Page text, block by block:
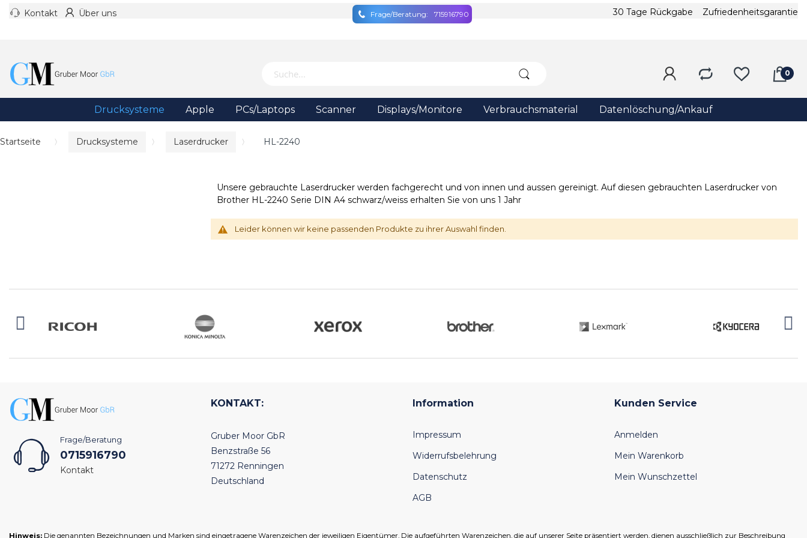
Kontakt Über uns Frage/Beratung: 715916790 30 Tage Rückgabe Zufriedenheitsgarantie
Drucksysteme Apple PCs/Laptops Scanner Displays/Monitore Verbrauchsmaterial Datenlöschung/Ankauf
Startseite Drucksysteme Laserdrucker HL-2240
Unsere gebrauchte Laserdrucker werden fachgerecht und von innen und aussen gereinigt. Auf diesen gebrauchten Laserdrucker von
Brother HL-2240 Serie DIN A4 schwarz/weiss erhalten Sie von uns 1 Jahr
Leider können wir keine passenden Produkte zu ihrer Auswahl finden.
Frage/Beratung
0715916790
Kontakt
KONTAKT:
Gruber Moor GbR
Benzstraße 56
71272 Renningen
Deutschland
Information
Impressum
Widerrufsbelehrung
Datenschutz
AGB
Kunden Service
Anmelden
Mein Warenkorb
Mein Wunschzettel
Hinweis: Die genannten Bezeichnungen und Marken sind eingetragene Warenzeichen der jeweiligen Eigentümer. Die aufgeführten Warenzeichen, die auf unserer Seite präsentiert werden, dienen ausschließlich zur Beschreibung